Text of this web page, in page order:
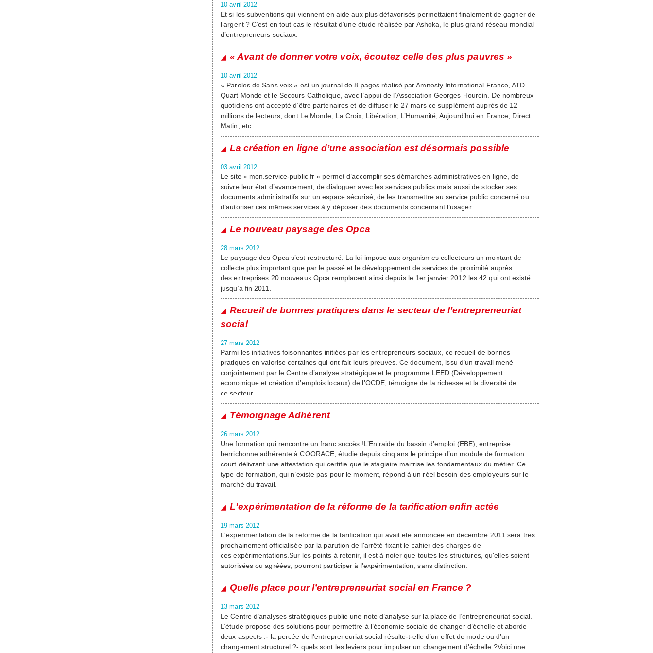
10 avril 2012
Et si les subventions qui viennent en aide aux plus défavorisés permettaient finalement de gagner de
l’argent ? C’est en tout cas le résultat d’une étude réalisée par Ashoka, le plus grand réseau mondial
d’entrepreneurs sociaux.
« Avant de donner votre voix, écoutez celle des plus pauvres »
10 avril 2012
« Paroles de Sans voix » est un journal de 8 pages réalisé par Amnesty International France, ATD
Quart Monde et le Secours Catholique, avec l’appui de l’Association Georges Hourdin. De nombreux
quotidiens ont accepté d’être partenaires et de diffuser le 27 mars ce supplément auprès de 12
millions de lecteurs, dont Le Monde, La Croix, Libération, L’Humanité, Aujourd’hui en France, Direct
Matin, etc.
La création en ligne d’une association est désormais possible
03 avril 2012
Le site « mon.service-public.fr » permet d’accomplir ses démarches administratives en ligne, de
suivre leur état d’avancement, de dialoguer avec les services publics mais aussi de stocker ses
documents administratifs sur un espace sécurisé, de les transmettre au service public concerné ou
d’autoriser ces mêmes services à y déposer des documents concernant l’usager.
Le nouveau paysage des Opca
28 mars 2012
Le paysage des Opca s’est restructuré. La loi impose aux organismes collecteurs un montant de
collecte plus important que par le passé et le développement de services de proximité auprès
des entreprises.20 nouveaux Opca remplacent ainsi depuis le 1er janvier 2012 les 42 qui ont existé
jusqu’à fin 2011.
Recueil de bonnes pratiques dans le secteur de l’entrepreneuriat
social
27 mars 2012
Parmi les initiatives foisonnantes initiées par les entrepreneurs sociaux, ce recueil de bonnes
pratiques en valorise certaines qui ont fait leurs preuves. Ce document, issu d’un travail mené
conjointement par le Centre d’analyse stratégique et le programme LEED (Développement
économique et création d’emplois locaux) de l’OCDE, témoigne de la richesse et la diversité de
ce secteur.
Témoignage Adhérent
26 mars 2012
Une formation qui rencontre un franc succès !L’Entraide du bassin d’emploi (EBE), entreprise
berrichonne adhérente à COORACE, étudie depuis cinq ans le principe d’un module de formation
court délivrant une attestation qui certifie que le stagiaire maitrise les fondamentaux du métier. Ce
type de formation, qui n’existe pas pour le moment, répond à un réel besoin des employeurs sur le
marché du travail.
L'expérimentation de la réforme de la tarification enfin actée
19 mars 2012
L'expérimentation de la réforme de la tarification qui avait été annoncée en décembre 2011 sera très
prochainement officialisée par la parution de l'arrêté fixant le cahier des charges de
ces expérimentations.Sur les points à retenir, il est à noter que toutes les structures, qu'elles soient
autorisées ou agréées, pourront participer à l'expérimentation, sans distinction.
Quelle place pour l’entrepreneuriat social en France ?
13 mars 2012
Le Centre d’analyses stratégiques publie une note d’analyse sur la place de l’entrepreneuriat social.
L’étude propose des solutions pour permettre à l’économie sociale de changer d’échelle et aborde
deux aspects :- la percée de l'entrepreneuriat social résulte-t-elle d’un effet de mode ou d’un
changement structurel ?- quels sont les leviers pour impulser un changement d'échelle ?Voici une